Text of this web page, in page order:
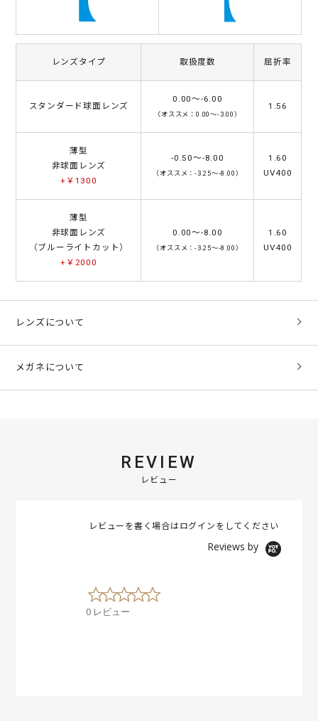
レンズタイプ 取扱度数 屈折率
スタンダード球面レンズ
0.00～-6.00
（オススメ：0.00～-3.00）
1.56
薄型
非球面レンズ
+￥1300
-0.50～-8.00
（オススメ：-3.25～-8.00）
1.60
UV400
薄型
非球面レンズ
（ブルーライトカット）
+￥2000
0.00～-8.00
（オススメ：-3.25～-8.00）
1.60
UV400
レンズについて
メガネについて
REVIEW
レビュー
レビューを書く場合はログイン をしてください
Reviews by
0
.
0 レビュー